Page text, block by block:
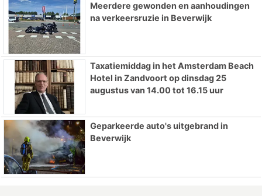
Meerdere gewonden en aanhoudingen
na verkeersruzie in Beverwijk
Taxatiemiddag in het Amsterdam Beach
Hotel in Zandvoort op dinsdag 25
augustus van 14.00 tot 16.15 uur
Geparkeerde auto's uitgebrand in
Beverwijk